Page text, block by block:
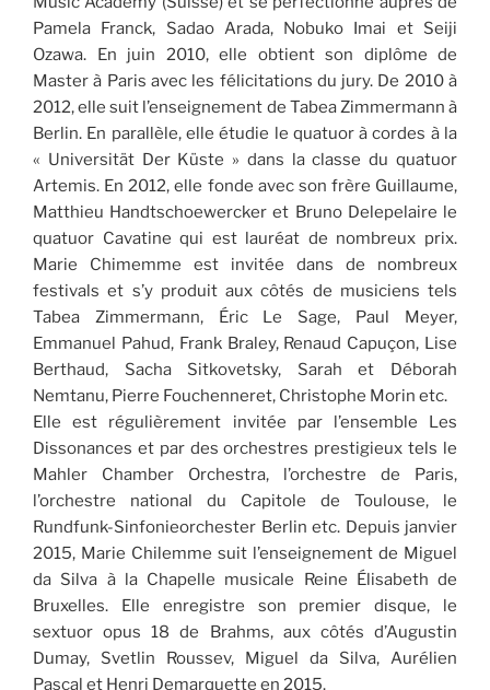
Pamela Franck, Sadao Arada, Nobuko Imai et Seiji
Ozawa. En juin 2010, elle obtient son diplôme de
Master à Paris avec les félicitations du jury. De 2010 à
2012, elle suit l’enseignement de Tabea Zimmermann à
Berlin. En parallèle, elle étudie le quatuor à cordes à la
« Universität Der Küste » dans la classe du quatuor
Artemis. En 2012, elle fonde avec son frère Guillaume,
Matthieu Handtschoewercker et Bruno Delepelaire le
quatuor Cavatine qui est lauréat de nombreux prix.
Marie Chimemme est invitée dans de nombreux
festivals et s’y produit aux côtés de musiciens tels
Tabea Zimmermann, Éric Le Sage, Paul Meyer,
Emmanuel Pahud, Frank Braley, Renaud Capuçon, Lise
Berthaud, Sacha Sitkovetsky, Sarah et Déborah
Nemtanu, Pierre Fouchenneret, Christophe Morin etc.
Elle est régulièrement invitée par l’ensemble Les
Dissonances et par des orchestres prestigieux tels le
Mahler Chamber Orchestra, l’orchestre de Paris,
l’orchestre national du Capitole de Toulouse, le
Rundfunk-Sinfonieorchester Berlin etc. Depuis janvier
2015, Marie Chilemme suit l’enseignement de Miguel
da Silva à la Chapelle musicale Reine Élisabeth de
Bruxelles. Elle enregistre son premier disque, le
sextuor opus 18 de Brahms, aux côtés d’Augustin
Dumay, Svetlin Roussev, Miguel da Silva, Aurélien
Pascal et Henri Demarquette en 2015.